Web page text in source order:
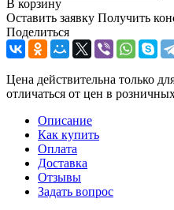
В корзину
Оставить заявку Получить
Поделиться
Цена действительна только
отличаться от цен в
Описание
Как купить
Оплата
Доставка
Отзывы
Задать вопрос